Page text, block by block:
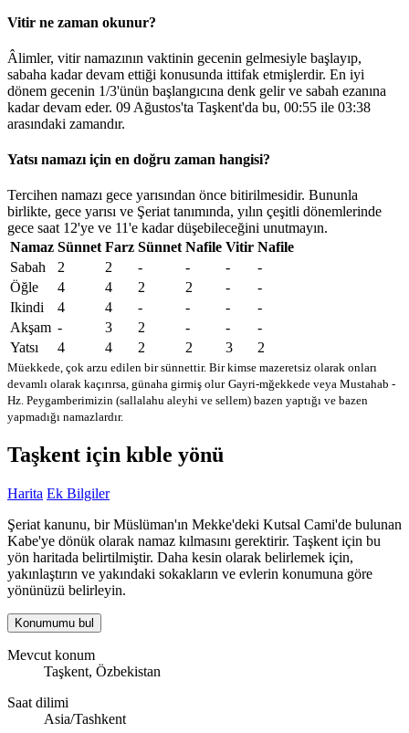
Vitir ne zaman okunur?
Âlimler, vitir namazının vaktinin gecenin gelmesiyle başlayıp,
sabaha kadar devam ettiği konusunda ittifak etmişlerdir. En iyi
dönem gecenin 1/3'ünün başlangıcına denk gelir ve sabah ezanına
kadar devam eder. 09 Ağustos'ta Taşkent'da bu, 00:55 ile 03:38
arasındaki zamandır.
Yatsı namazı için en doğru zaman hangisi?
Tercihen namazı gece yarısından önce bitirilmesidir. Bununla
birlikte, gece yarısı ve Şeriat tanımında, yılın çeşitli dönemlerinde
gece saat 12'ye ve 11'e kadar düşebileceğini unutmayın.
Namaz Sünnet Farz Sünnet Nafile Vitir Nafile
Sabah
2 2 - - -
-
Öğle
4 4 2 2 -
-
Ikindi
4 4 - - -
-
Akşam - 3 2 - -
-
Yatsı
4 4 2 2 3 2
Müekkede, çok arzu edilen bir sünnettir. Bir kimse mazeretsiz olarak onları
devamlı olarak kaçırırsa, günaha girmiş olur Gayri-mğekkede veya Mustahab -
Hz. Peygamberimizin (sallalahu aleyhi ve sellem) bazen yaptığı ve bazen
yapmadığı namazlardır.
Taşkent için kıble yönü
Harita Ek Bilgiler
Şeriat kanunu, bir Müslüman'ın Mekke'deki Kutsal Cami'de bulunan
Kabe'ye dönük olarak namaz kılmasını gerektirir. Taşkent için bu
yön haritada belirtilmiştir. Daha kesin olarak belirlemek için,
yakınlaştırın ve yakındaki sokakların ve evlerin konumuna göre
yönünüzü belirleyin.
Konumumu bul
Mevcut konum
Taşkent, Özbekistan
Saat dilimi
Asia/Tashkent